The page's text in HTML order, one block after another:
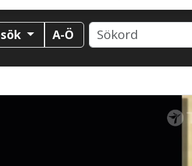
A-Ö